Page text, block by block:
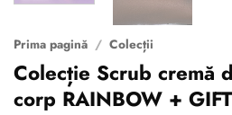
Prima pagină / Colecții
Colecție Scrub cremă
corp RAINBOW + GIFT